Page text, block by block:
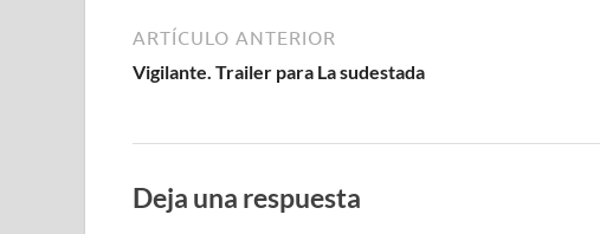
ARTÍCULO ANTERIOR
Vigilante. Trailer para La sudestada
Deja una respuesta